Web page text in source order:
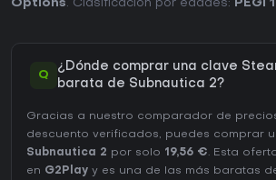
Options. Clasificación por edades: PEGI
Q
¿Dónde comprar una clave
barata de Subnautica 2?
Gracias a nuestro comparador de
descuento verificados, puedes comprar
Subnautica 2 por solo 19,56 €. Esta
en G2Play y es una de las más baratas